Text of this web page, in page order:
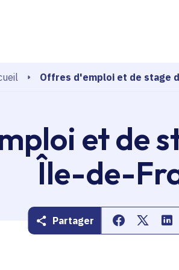
Offres d'emploi et de stage
et de
Île-de-
Partager Partager sur